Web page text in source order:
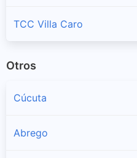
TCC Villa Caro
Otros
Cúcuta
Abrego